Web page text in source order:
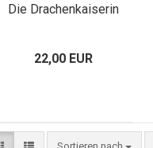
Die Drachenkaiserin
22,00 EUR